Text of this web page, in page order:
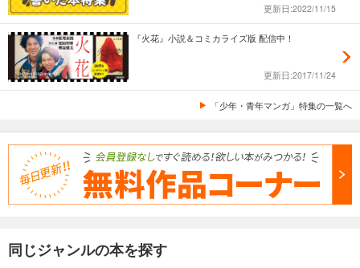
更新日:2022/11/15
『火花』小説＆コミカライズ版 配信中！
更新日:2017/11/24
「少年・青年マンガ」特集の一覧へ
同じジャンルの本を探す